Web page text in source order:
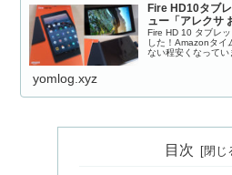
Fire HD10タブ
ュー「アレクサ
Fire HD 10 タブレ
した！Amazonタイ
ない程安くなってい
yomlog.xyz
目次